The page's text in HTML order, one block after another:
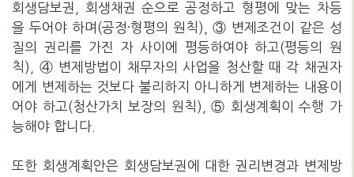
회생담보권, 회생채권 순으로 공정하고 형평에 맞는 차등
을 두어야 하며(공정·형평의 원칙), ③ 변제조건이 같은 성
질의 권리를 가진 자 사이에 평등하여야 하고(평등의 원
칙), ④ 변제방법이 채무자의 사업을 청산할 때 각 채권자
에게 변제하는 것보다 불리하지 아니하게 변제하는 내용이
어야 하고(청산가치 보장의 원칙), ⑤ 회생계획이 수행 가
능해야 합니다.
또한 회생계획안은 회생담보권에 대한 권리변경과 변제방